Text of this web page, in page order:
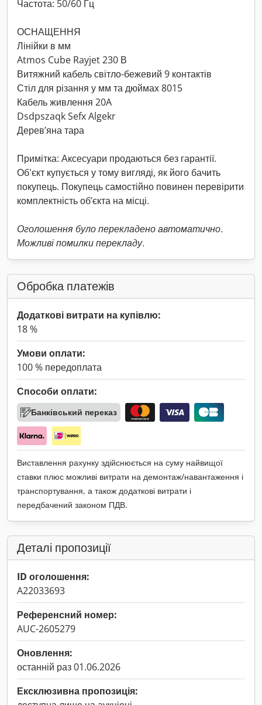
Частота: 50/60 Гц
ОСНАЩЕННЯ
Лінійки в мм
Atmos Cube Rayjet 230 В
Витяжний кабель світло-бежевий 9 контактів
Стіл для різання у мм та дюймах 8015
Кабель живлення 20A
Dsdpszaqk Sefx Algekr
Дерев’яна тара
Примітка: Аксесуари продаються без гарантії.
Об'єкт купується у тому вигляді, як його бачить
покупець. Покупець самостійно повинен перевірити
комплектність об’єкта на місці.
Оголошення було перекладено автоматично.
Можливі помилки перекладу.
Обробка платежів
Додаткові витрати на купівлю:
18 %
Умови оплати:
100 % передоплата
Способи оплати:
Банківський переказ
Виставлення рахунку здійснюється на суму найвищої
ставки плюс можливі витрати на демонтаж/навантаження і
транспортування, а також додаткові витрати і
передбачений законом ПДВ.
Деталі пропозиції
ID оголошення:
A22033693
Референсний номер:
AUC-2605279
Оновлення:
останній раз 01.06.2026
Ексклюзивна пропозиція: